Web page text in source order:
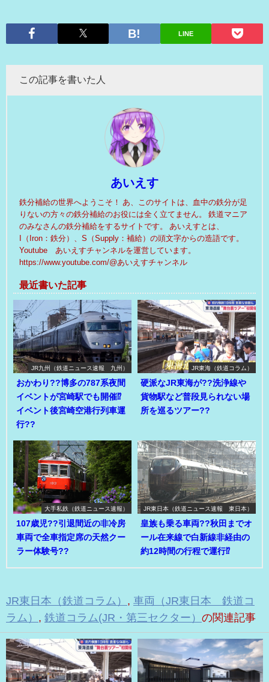
LINE
この記事を書いた人
あいえす
鉄分補給の世界へようこそ！ あ、このサイトは、血中の鉄分が足
りないの方々の鉄分補給のお役には全く立てません。 鉄道マニア
のみなさんの鉄分補給をするサイトです。 あいえすとは、
I（Iron：鉄分）、S（Supply：補給）の頭文字からの造語です。
Youtube あいえすチャンネルを運営しています。
https://www.youtube.com/@あいえすチャンネル
最近書いた記事
JR九州（鉄道ニュース速報 九州）
おかわり??博多の787系夜間
イベントが宮崎駅でも開催⁉
イベント後宮崎空港行列車運
行??
JR東海（鉄道コラム）
硬派なJR東海が??洗浄線や
貨物駅など普段見られない場
所を巡るツアー??
大手私鉄（鉄道ニュース速報）
107歳児??引退間近の非冷房
車両で全車指定席の天然クー
ラー体験号??
JR東日本（鉄道ニュース速報 東日本）
皇族も乗る車両??秋田までオ
ール在来線で白新線非経由の
約12時間の行程で運行⁉
JR東日本（鉄道コラム） , 車両（JR東日本 鉄道コ
ラム） , 鉄道コラム(JR・第三セクター） の関連記事